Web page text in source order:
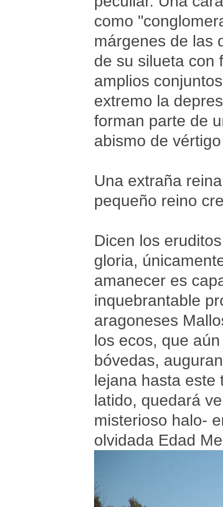
como
márgenes de las
de su silueta con
amplios
extremo la
forman parte de
abismo de
Una extraña
pequeño reino
Dicen los
gloria,
amanecer es
inquebrantable
aragoneses
los ecos, que
bóvedas,
lejana hasta este
latido, quedará
misterioso halo-
olvidada Edad